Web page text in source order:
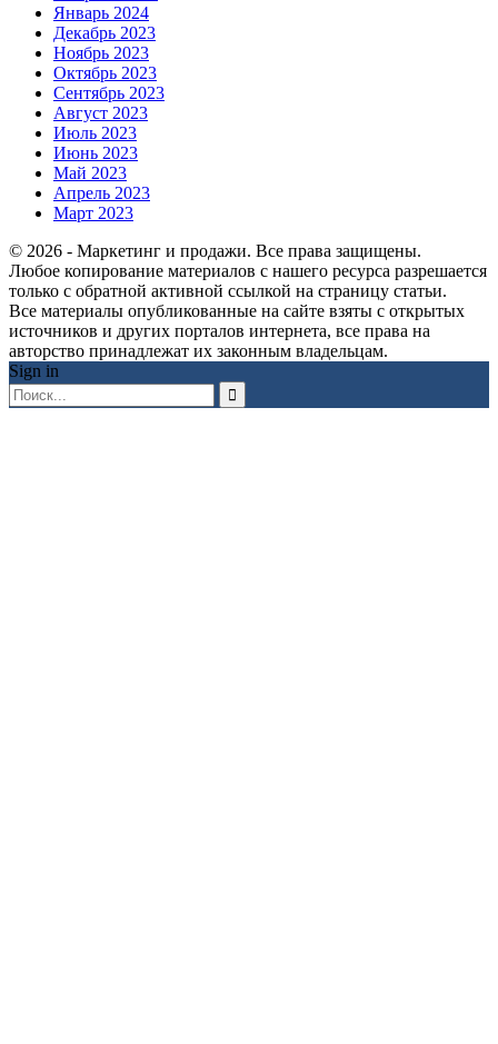
Январь 2024
Декабрь 2023
Ноябрь 2023
Октябрь 2023
Сентябрь 2023
Август 2023
Июль 2023
Июнь 2023
Май 2023
Апрель 2023
Март 2023
© 2026 - Маркетинг и продажи. Все права защищены.
Любое копирование материалов с нашего ресурса разрешается
только с обратной активной ссылкой на страницу статьи.
Все материалы опубликованные на сайте взяты с открытых
источников и других порталов интернета, все права на
авторство принадлежат их законным владельцам.
Sign in